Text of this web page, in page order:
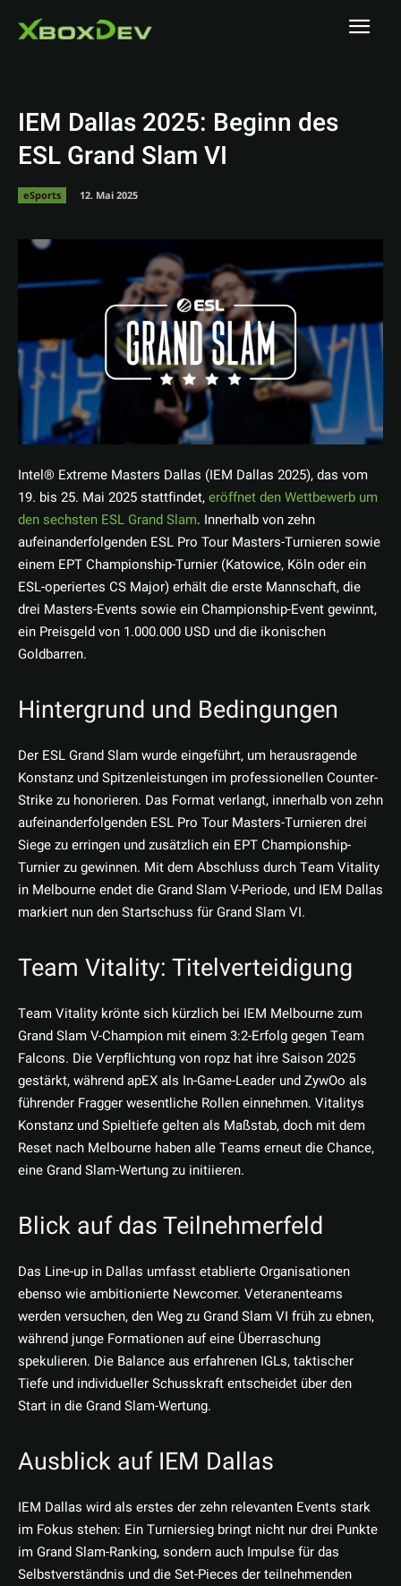
IEM Dallas 2025: Beginn des
ESL Grand Slam VI
eSports 12. Mai 2025
Intel® Extreme Masters Dallas (IEM Dallas 2025), das vom
19. bis 25. Mai 2025 stattfindet,eröffnet den Wettbewerb um
den sechsten ESL Grand Slam. Innerhalb von zehn
aufeinanderfolgenden ESL Pro Tour Masters-Turnieren sowie
einem EPT Championship-Turnier (Katowice, Köln oder ein
ESL-operiertes CS Major) erhält die erste Mannschaft, die
drei Masters-Events sowie ein Championship-Event gewinnt,
ein Preisgeld von 1.000.000 USD und die ikonischen
Goldbarren.
Hintergrund und Bedingungen
Der ESL Grand Slam wurde eingeführt, um herausragende
Konstanz und Spitzenleistungen im professionellen Counter-
Strike zu honorieren. Das Format verlangt, innerhalb von zehn
aufeinanderfolgenden ESL Pro Tour Masters-Turnieren drei
Siege zu erringen und zusätzlich ein EPT Championship-
Turnier zu gewinnen. Mit dem Abschluss durch Team Vitality
in Melbourne endet die Grand Slam V-Periode, und IEM Dallas
markiert nun den Startschuss für Grand Slam VI.
Team Vitality: Titelverteidigung
Team Vitality krönte sich kürzlich bei IEM Melbourne zum
Grand Slam V-Champion mit einem 3:2-Erfolg gegen Team
Falcons. Die Verpflichtung von ropz hat ihre Saison 2025
gestärkt, während apEX als In-Game-Leader und ZywOo als
führender Fragger wesentliche Rollen einnehmen. Vitalitys
Konstanz und Spieltiefe gelten als Maßstab, doch mit dem
Reset nach Melbourne haben alle Teams erneut die Chance,
eine Grand Slam-Wertung zu initiieren.
Blick auf das Teilnehmerfeld
Das Line-up in Dallas umfasst etablierte Organisationen
ebenso wie ambitionierte Newcomer. Veteranenteams
werden versuchen, den Weg zu Grand Slam VI früh zu ebnen,
während junge Formationen auf eine Überraschung
spekulieren. Die Balance aus erfahrenen IGLs, taktischer
Tiefe und individueller Schusskraft entscheidet über den
Start in die Grand Slam-Wertung.
Ausblick auf IEM Dallas
IEM Dallas wird als erstes der zehn relevanten Events stark
im Fokus stehen: Ein Turniersieg bringt nicht nur drei Punkte
im Grand Slam-Ranking, sondern auch Impulse für das
Selbstverständnis und die Set-Pieces der teilnehmenden